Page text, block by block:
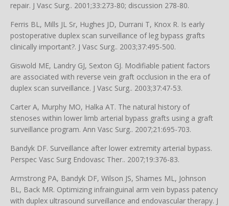
repair. J Vasc Surg.. 2001;33:273-80; discussion 278-80.
Ferris BL, Mills JL Sr, Hughes JD, Durrani T, Knox R. Is early
postoperative duplex scan surveillance of leg bypass grafts
clinically important?. J Vasc Surg.. 2003;37:495-500.
Giswold ME, Landry GJ, Sexton GJ. Modifiable patient factors
are associated with reverse vein graft occlusion in the era of
duplex scan surveillance. J Vasc Surg.. 2003;37:47-53.
Carter A, Murphy MO, Halka AT. The natural history of
stenoses within lower limb arterial bypass grafts using a graft
surveillance program. Ann Vasc Surg.. 2007;21:695-703.
Bandyk DF. Surveillance after lower extremity arterial bypass.
Perspec Vasc Surg Endovasc Ther.. 2007;19:376-83.
Armstrong PA, Bandyk DF, Wilson JS, Shames ML, Johnson
BL, Back MR. Optimizing infrainguinal arm vein bypass patency
with duplex ultrasound surveillance and endovascular therapy. J